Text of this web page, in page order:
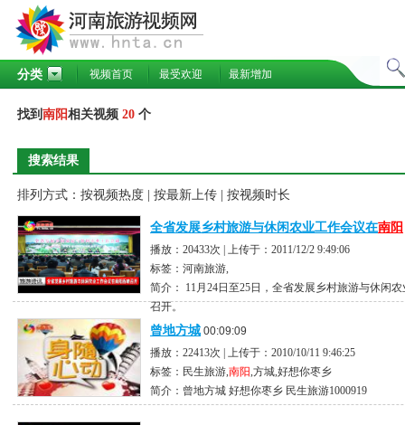
分类 视频首页 最受欢迎 最新增加
找到 南阳相关视频 20 个
搜索结果
排列方式： 按视频热度 按最新上传 按视频时长
全省发展乡村旅游与休闲农业工作会议在南阳
播放：20433次 | 上传于：2011/12/2 9:49:06
标签：河南旅游,
简介： 11月24日至25日，全省发展乡村旅游与休闲
召开。
曾地方城 00:09:09
播放：22413次 | 上传于：2010/10/11 9:46:25
标签：民生旅游,南阳,方城,好想你枣乡
简介：曾地方城 好想你枣乡 民生旅游1000919